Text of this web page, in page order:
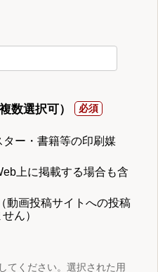
数選択可）
ー・書籍等の印刷媒
上に掲載する場合も含
動画投稿サイトへの投稿
ん）
てください。選択された用